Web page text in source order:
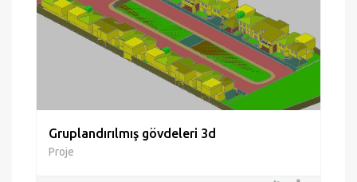
Gruplandırılmış gövdeleri 3d
Proje